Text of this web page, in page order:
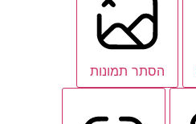
הסתר תמונות